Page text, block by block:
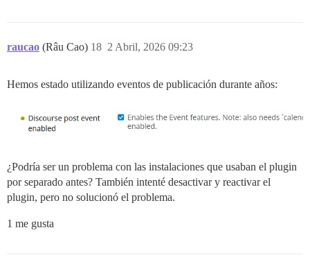
raucao (Râu Cao) 2 Abril, 2026 09:23
18
Hemos estado utilizando eventos de publicación durante años:
¿Podría ser un problema con las instalaciones que usaban el plugin
por separado antes? También intenté desactivar y reactivar el
plugin, pero no solucionó el problema.
1 me gusta